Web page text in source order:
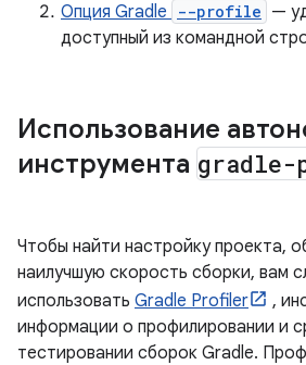
Опция Gradle
--profile —
доступный из командной
Использование
инструмента
Чтобы найти настройку проекта,
наилучшую скорость сборки, вам
использовать Gradle Profiler
,
информации о профилировании и
тестировании сборок Gradle.